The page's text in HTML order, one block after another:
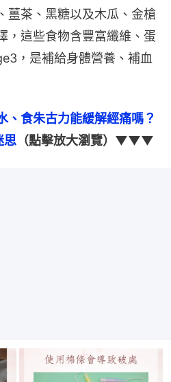
薑茶、黑糖以及木瓜、金槍
，這些食物含豐富纖維、蛋
，是補給身體營養、補血
、食朱古力能緩解經痛嗎？
思 （點擊放大瀏覽）▼▼▼